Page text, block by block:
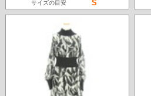
サイズの目安 S